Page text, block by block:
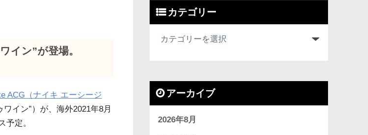
イン”が登場。
ACG（ナイキ エーシージ
イン”）が、海外2021年8月
予定。
カテゴリー
アーカイブ
2026年8月